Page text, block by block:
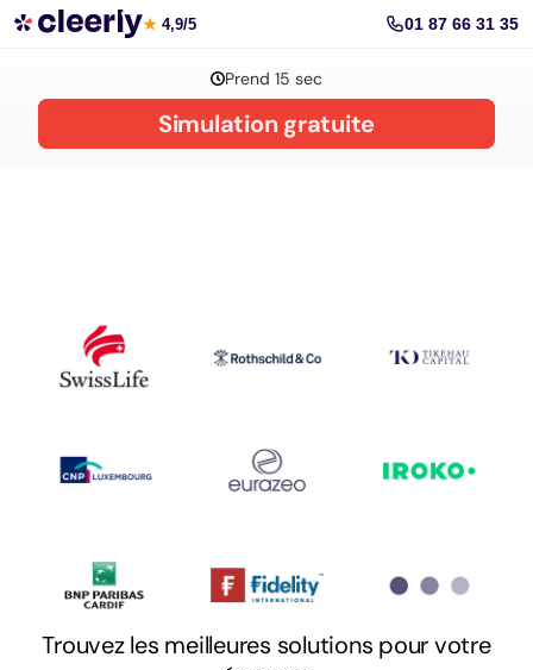
La gestion de patrimoine avec Cleerly
★ 4,9/5 01 87 66 31 35